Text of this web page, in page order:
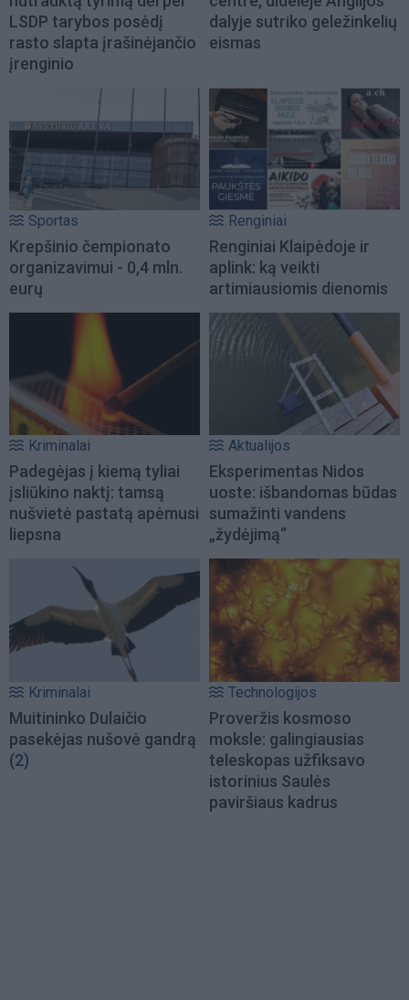
LSDP tarybos posėdį
rasto slapta įrašinėjančio
įrenginio
dalyje sutriko geležinkelių
eismas
Sportas
Krepšinio čempionato
organizavimui - 0,4 mln.
eurų
Renginiai
Renginiai Klaipėdoje ir
aplink: ką veikti
artimiausiomis dienomis
Kriminalai
Padegėjas į kiemą tyliai
įsliūkino naktį: tamsą
nušvietė pastatą apėmusi
liepsna
Aktualijos
Eksperimentas Nidos
uoste: išbandomas būdas
sumažinti vandens
„žydėjimą“
Kriminalai
Muitininko Dulaičio
pasekėjas nušovė gandrą
(2)
Technologijos
Proveržis kosmoso
moksle: galingiausias
teleskopas užfiksavo
istorinius Saulės
paviršiaus kadrus